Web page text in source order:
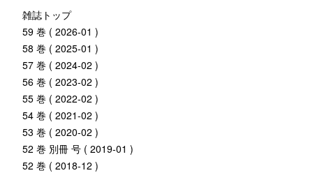
雑誌トップ
59 巻 ( 2026-01 )
58 巻 ( 2025-01 )
57 巻 ( 2024-02 )
56 巻 ( 2023-02 )
55 巻 ( 2022-02 )
54 巻 ( 2021-02 )
53 巻 ( 2020-02 )
52 巻 別冊 号 ( 2019-01 )
52 巻 ( 2018-12 )